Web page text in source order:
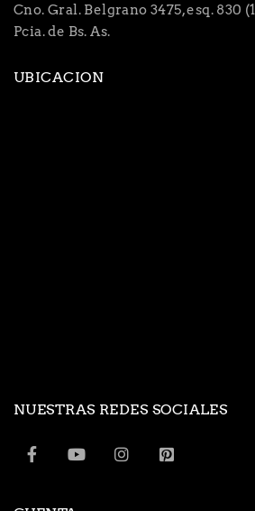
Cno. Gral. Belgrano 3475, esq. 830
Pcia. de Bs. As.
UBICACION
NUESTRAS REDES SOCIALES